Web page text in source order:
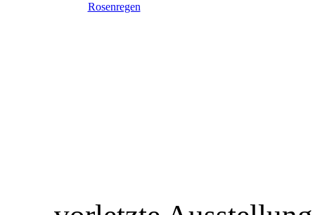
Rosenregen